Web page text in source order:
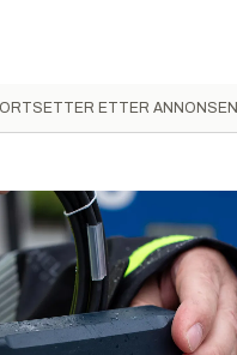
ETTER ANNONSEN